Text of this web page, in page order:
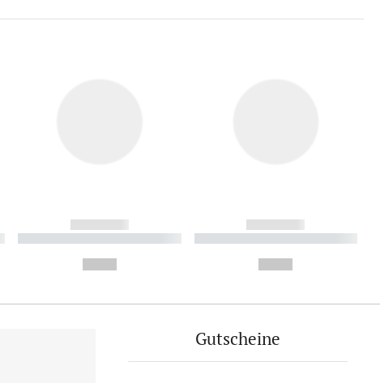
------------
----------- ----------- ----------
------------
----------- ----------- ----------
Gutscheine